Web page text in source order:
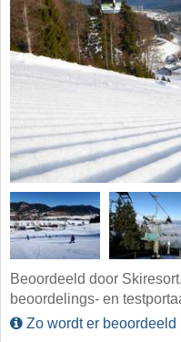
Beoordeeld door
beoordelings- en
Zo wordt er beoordeeld